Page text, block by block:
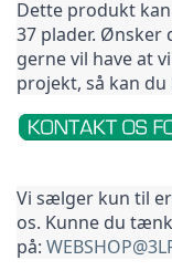
Dette produkt
37 plader. Ønsker
gerne vil have at
projekt, så kan
Vi sælger kun til
os. Kunne du
på: